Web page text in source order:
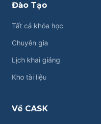
Đào Tạo
Tất cả khóa học
Chuyên gia
Lịch khai giảng
Kho tài liệu
Về CASK